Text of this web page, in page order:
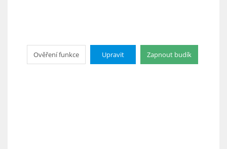
Ověření funkce Upravit Zapnout budík